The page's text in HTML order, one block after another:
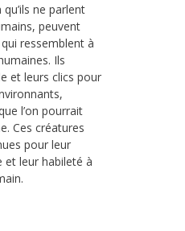
ne parlent
peuvent
ressemblent à
Ils
et leurs clics pour
l’on pourrait
Ces créatures
pour leur
et leur habileté à